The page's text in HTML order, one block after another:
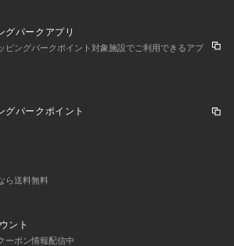
グパークアプリ
ピングパークポイント対象施設でご利用できるアプ
グパークポイント
ら送料無料
ント
ーポン情報配信中